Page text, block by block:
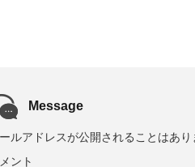
Message
ールアドレスが公開されることはあ
ント